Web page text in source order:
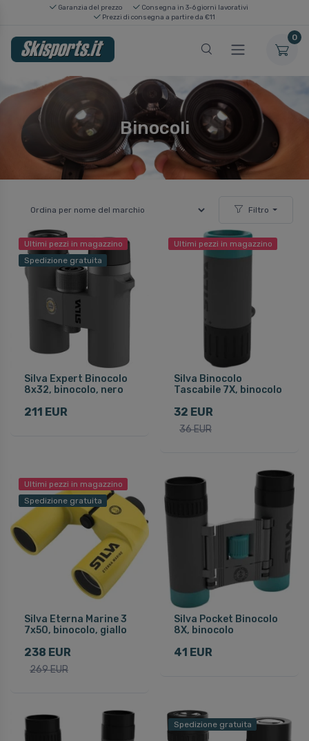
Garanzia del prezzo
Consegna in 3-6 giorni lavorativi
Prezzi di consegna a partire da €11
0
Binocoli
Filtro
Ultimi pezzi in magazzino
Spedizione gratuita
Silva Expert Binocolo
8x32, binocolo, nero
211 EUR
Ultimi pezzi in magazzino
Silva Binocolo
Tascabile 7X, binocolo
32 EUR
36 EUR
Ultimi pezzi in magazzino
Spedizione gratuita
Silva Eterna Marine 3
7x50, binocolo, giallo
238 EUR
269 EUR
Silva Pocket Binocolo
8X, binocolo
41 EUR
Spedizione gratuita